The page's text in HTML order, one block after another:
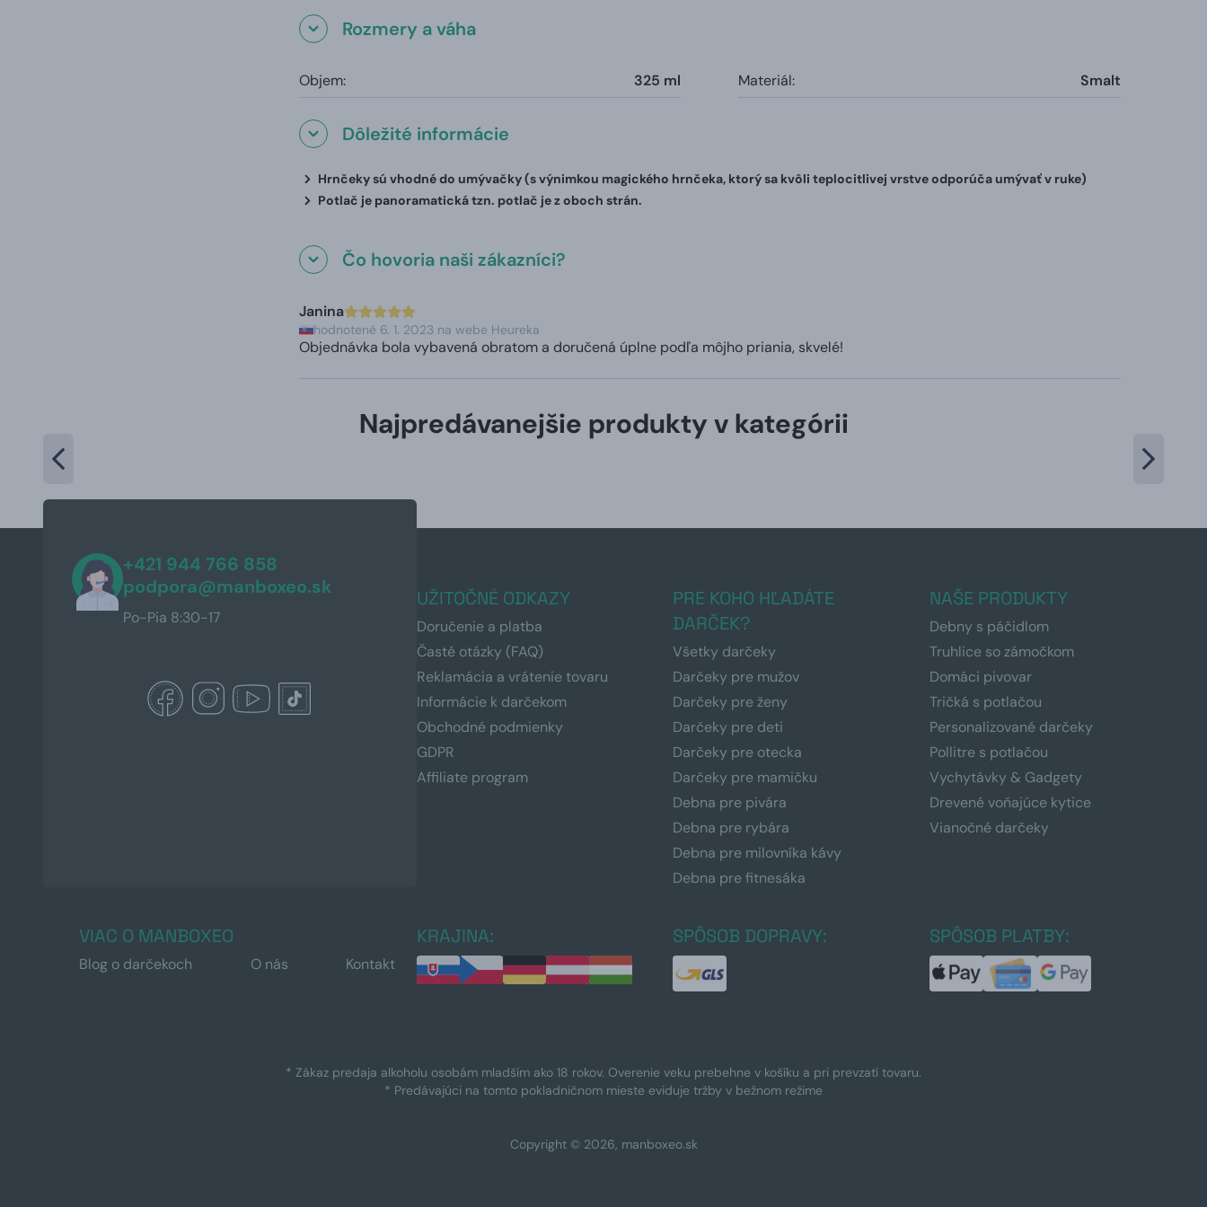
Rozmery a váha
Objem: 325 ml Materiál: Smalt
Dôležité informácie
Hrnčeky sú vhodné do umývačky (s výnimkou magického hrnčeka, ktorý sa kvôli teplocitlivej vrstve odporúča umývať v ruke)
Potlač je panoramatická tzn. potlač je z oboch strán.
Čo hovoria naši zákazníci?
Janina
hodnotené 6. 1. 2023 na webe Heureka
Objednávka bola vybavená obratom a doručená úplne podľa môjho priania, skvelé!
Najpredávanejšie produkty v kategórii
+421 944 766 858
podpora@manboxeo.sk
Po-Pia 8:30-17
UŽITOČNÉ ODKAZY
Doručenie a platba
Časté otázky (FAQ)
Reklamácia a vrátenie tovaru
Informácie k darčekom
Obchodné podmienky
GDPR
Affiliate program
PRE KOHO HĽADÁTE
DARČEK?
Všetky darčeky
Darčeky pre mužov
Darčeky pre ženy
Darčeky pre deti
Darčeky pre otecka
Darčeky pre mamičku
Debna pre pivára
Debna pre rybára
Debna pre milovníka kávy
Debna pre fitnesáka
NAŠE PRODUKTY
Debny s páčidlom
Truhlice so zámočkom
Domáci pivovar
Tričká s potlačou
Personalizované darčeky
Pollitre s potlačou
Vychytávky & Gadgety
Drevené voňajúce kytice
Vianočné darčeky
VIAC O MANBOXEO
Blog o darčekoch O nás Kontakt
KRAJINA: SPÔSOB DOPRAVY: SPÔSOB PLATBY:
* Zákaz predaja alkoholu osobám mladším ako 18 rokov. Overenie veku prebehne v košíku a pri prevzatí tovaru.
* Predávajúci na tomto pokladničnom mieste eviduje tržby v bežnom režime
Copyright © 2026, manboxeo.sk